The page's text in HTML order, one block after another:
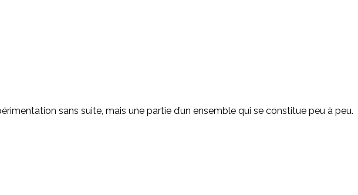
sans suite, mais une partie d’un ensemble qui se constitue peu à peu.